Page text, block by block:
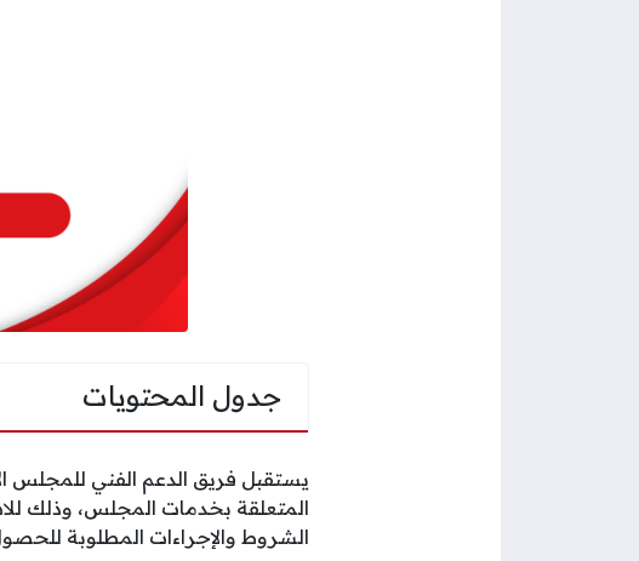
جدول المحتويات
يستقبل فريق الدعم الفني للمجلس
المتعلقة بخدمات المجلس، وذلك
الشروط والإجراءات المطلوبة